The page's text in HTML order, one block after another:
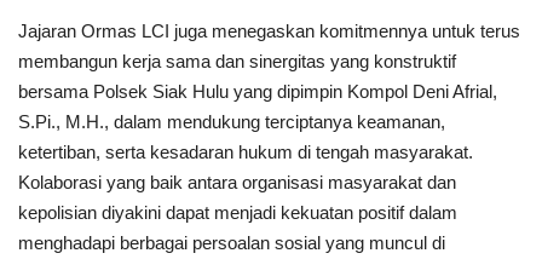
Jajaran Ormas LCI juga menegaskan komitmennya untuk terus
membangun kerja sama dan sinergitas yang konstruktif
bersama Polsek Siak Hulu yang dipimpin Kompol Deni Afrial,
S.Pi., M.H., dalam mendukung terciptanya keamanan,
ketertiban, serta kesadaran hukum di tengah masyarakat.
Kolaborasi yang baik antara organisasi masyarakat dan
kepolisian diyakini dapat menjadi kekuatan positif dalam
menghadapi berbagai persoalan sosial yang muncul di